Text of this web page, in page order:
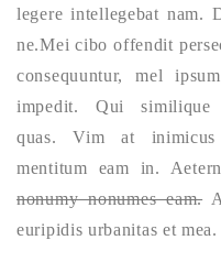
legere intellegebat nam.
ne.Mei cibo offendit
consequuntur, mel
impedit. Qui
quas. Vim at inimicus
mentitum eam in.
nonumy nonumes eam.
euripidis urbanitas et mea.